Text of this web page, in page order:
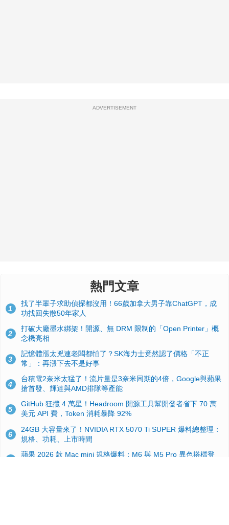
ADVERTISEMENT
熱門文章
1
找了半輩子求助偵探都沒用！66歲加拿大男子靠ChatGPT，成
功找回失散50年家人
2
打破大廠墨水綁架！開源、無 DRM 限制的「Open Printer」概
念機亮相
3
記憶體漲太兇連老闆都怕了？SK海力士竟然認了價格「不正
常」：再漲下去不是好事
4
台積電2奈米太猛了！流片量是3奈米同期的4倍，Google與蘋果
搶首發、輝達與AMD排隊等產能
5
GitHub 狂攬 4 萬星！Headroom 開源工具幫開發者省下 70 萬
美元 API 費，Token 消耗暴降 92%
6
24GB 大容量來了！NVIDIA RTX 5070 Ti SUPER 爆料總整理：
規格、功耗、上市時間
7
蘋果 2026 款 Mac mini 規格爆料：M6 與 M5 Pro 異色搭檔登